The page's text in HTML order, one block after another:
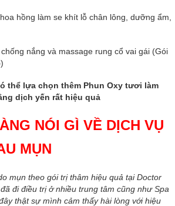
hồng làm se khít lỗ chân lông, dưỡng ẩm,
nắng và massage rung cổ vai gái (Gói
thể lựa chọn thêm Phun Oxy tươi làm
dịch yến rất hiệu quả
NÓI GÌ VỀ DỊCH VỤ
MỤN
mụn theo gói trị thâm hiệu quả tại Doctor
đi điều trị ở nhiều trung tâm cũng như Spa
thật sự mình cảm thấy hài lòng với hiệu